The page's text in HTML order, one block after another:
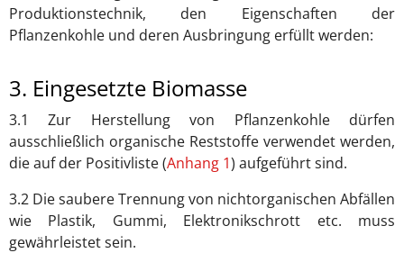
Produktionstechnik, den Eigenschaften der
Pflanzenkohle und deren Ausbringung erfüllt werden:
3. Eingesetzte Biomasse
3.1 Zur Herstellung von Pflanzenkohle dürfen
ausschließlich organische Reststoffe verwendet werden,
die auf der Positivliste (Anhang 1) aufgeführt sind.
3.2 Die saubere Trennung von nichtorganischen Abfällen
wie Plastik, Gummi, Elektronikschrott etc. muss
gewährleistet sein.